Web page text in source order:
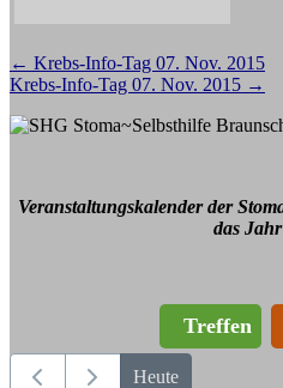
Beitragsnavigation
← Krebs-Info-Tag 07. Nov. 2015
Krebs-Info-Tag 07. Nov. 2015 →
Veranstaltungskalender der
das
Treffen
Heute